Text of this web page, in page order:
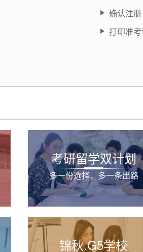
确认注册
打印准
考研留学双计划
多一份选择，多一条出路
锦秋.G5学校